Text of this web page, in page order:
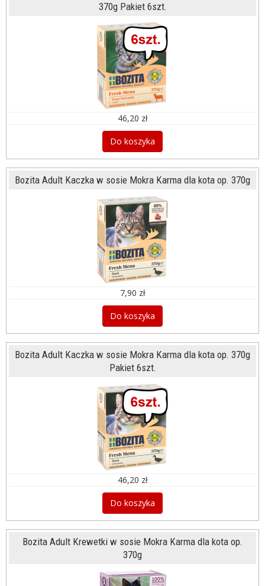
370g Pakiet 6szt.
46,20 zł
Do koszyka
Bozita Adult Kaczka w sosie Mokra Karma dla kota op. 370g
7,90 zł
Do koszyka
Bozita Adult Kaczka w sosie Mokra Karma dla kota op. 370g
Pakiet 6szt.
46,20 zł
Do koszyka
Bozita Adult Krewetki w sosie Mokra Karma dla kota op.
370g